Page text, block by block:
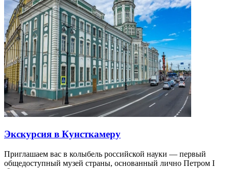
Экскурсия в Кунсткамеру
Приглашаем вас в колыбель российской науки — первый
общедоступный музей страны, основанный лично Петром I